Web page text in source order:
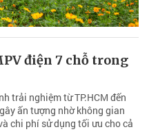
điện 7 chỗ trong
trải nghiệm từ TP.HCM đến
ấn tượng nhờ không gian
chi phí sử dụng tối ưu cho cả